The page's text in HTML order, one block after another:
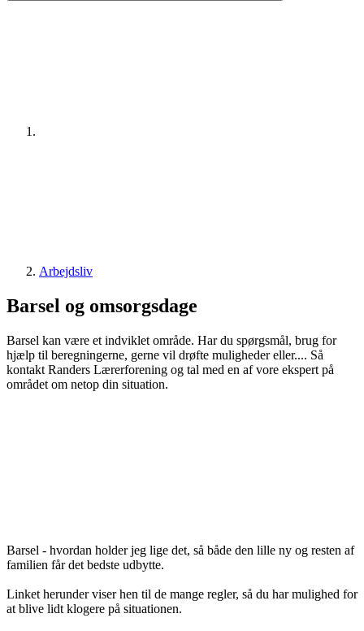
Arbejdsliv
Barsel og omsorgsdage
Barsel kan være et indviklet område. Har du spørgsmål, brug for
hjælp til beregningerne, gerne vil drøfte muligheder eller.... Så
kontakt Randers Lærerforening og tal med en af vore ekspert på
området om netop din situation.
Barsel - hvordan holder jeg lige det, så både den lille ny og resten af
familien får det bedste udbytte.
Linket herunder viser hen til de mange regler, så du har mulighed for
at blive lidt klogere på situationen.